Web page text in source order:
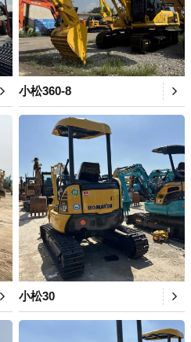
小松360-8
小松30